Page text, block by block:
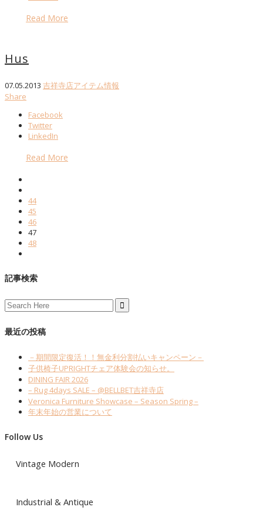
Read More
Hus
07.05.2013 吉祥寺店アイテム情報
Share
Facebook
Twitter
LinkedIn
Read More
44
45
46
47
48
記事検索
Search
for:
最近の投稿
－期間限定復活！！無金利分割払いキャンペーン－
子供椅子UPRIGHTチェア体験会の知らせ。
DINING FAIR 2026
– Rug 4days SALE – @BELLBET吉祥寺店
Veronica Furniture Showcase – Season Spring –
年末年始の営業について
Follow Us
Vintage Modern
Industrial & Antique